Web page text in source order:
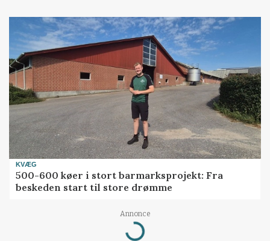
KVÆG
500-600 køer i stort barmarksprojekt: Fra
beskeden start til store drømme
Annonce
Loading...